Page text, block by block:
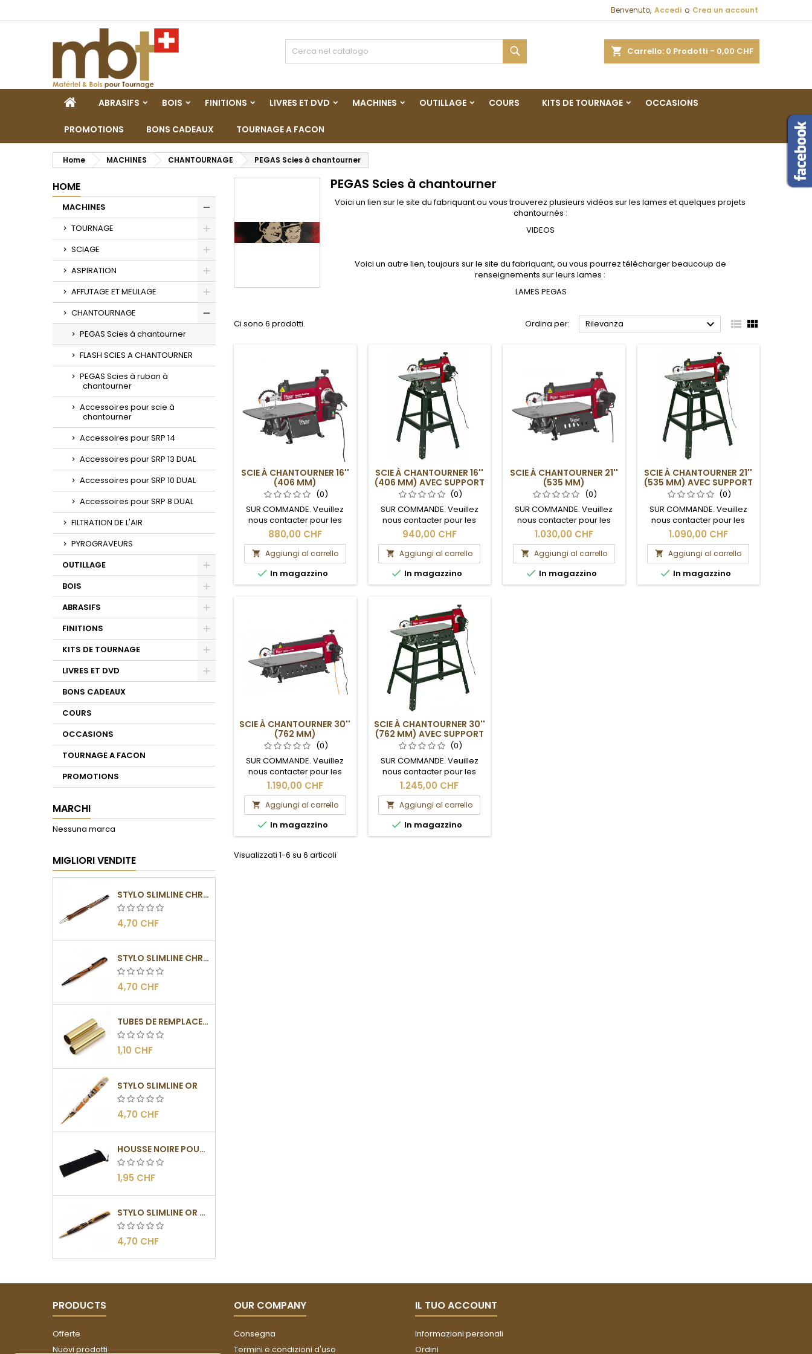
Benvenuto, Accedi o Crea un account
Carrello 0 Prodotti - 0,00 CHF
HOMEABRASIFS BOIS FINITIONS LIVRES ET DVD MACHINES OUTILLAGE COURS KITS DE TOURNAGE OCCASIONS
PROMOTIONS BONS CADEAUX TOURNAGE A FACON
Home MACHINES CHANTOURNAGE PEGAS Scies à chantourner
HOME
MACHINES
Toggle
TOURNAGE
Toggle
SCIAGE
ASPIRATION
Toggle
AFFUTAGE ET MEULAGE
CHANTOURNAGE
Toggle
PEGAS Scies à chantourner
FLASH SCIES A CHANTOURNER
PEGAS Scies à ruban à
chantourner
Accessoires pour scie à
chantourner
Accessoires pour SRP 14
Accessoires pour SRP 13 DUAL
Accessoires pour SRP 10 DUAL
Accessoires pour SRP 8 DUAL
FILTRATION DE L'AIR
PYROGRAVEURS
OUTILLAGE
Toggle
BOIS
ABRASIFS
FINITIONS
KITS DE TOURNAGE
Toggle
LIVRES ET DVD
BONS CADEAUX
COURS
OCCASIONS
TOURNAGE A FACON
PROMOTIONS
MARCHI
Nessuna marca
MIGLIORI VENDITE
STYLO SLIMLINE CHROMÉ
4,70 CHF
STYLO SLIMLINE CHROMÉ NOIR
4,70 CHF
TUBES DE REMPLACEMENT POUR MÉCANISMES SLIMLINE
1,10 CHF
STYLO SLIMLINE OR
4,70 CHF
HOUSSE NOIRE POUR STYLOS
1,95 CHF
STYLO SLIMLINE OR - BARRETTE PLATE
4,70 CHF
PEGAS Scies à chantourner
Voici un lien sur le site du fabriquant ou vous trouverez plusieurs vidéos sur les lames et quelques projets
chantournés :
VIDEOS
Voici un autre lien, toujours sur le site du fabriquant, ou vous pourrez télécharger beaucoup de
renseignements sur leurs lames :
LAMES PEGAS
Ci sono 6 prodotti. Ordina per: Rilevanza   
SCIE À CHANTOURNER 16''
(406 MM)
(0)
SUR COMMANDE. Veuillez
nous contacter pour les
délais de livraison et les
frais de port.
880,00 CHF
 Aggiungi al carrello
 In magazzino
SCIE À CHANTOURNER 16''
(406 MM) AVEC SUPPORT
(0)
SUR COMMANDE. Veuillez
nous contacter pour les
délais de livraison et les
frais de port.
940,00 CHF
 Aggiungi al carrello
 In magazzino
SCIE À CHANTOURNER 21''
(535 MM)
(0)
SUR COMMANDE. Veuillez
nous contacter pour les
délais de livraison et les
frais de port.
1.030,00 CHF
 Aggiungi al carrello
 In magazzino
SCIE À CHANTOURNER 21''
(535 MM) AVEC SUPPORT
(0)
SUR COMMANDE. Veuillez
nous contacter pour les
délais de livraison et les
frais de port.
1.090,00 CHF
 Aggiungi al carrello
 In magazzino
SCIE À CHANTOURNER 30''
(762 MM)
(0)
SUR COMMANDE. Veuillez
nous contacter pour les
délais de livraison et les
frais de port.
1.190,00 CHF
 Aggiungi al carrello
 In magazzino
SCIE À CHANTOURNER 30''
(762 MM) AVEC SUPPORT
(0)
SUR COMMANDE. Veuillez
nous contacter pour les
délais de livraison et les
frais de port.
1.245,00 CHF
 Aggiungi al carrello
 In magazzino
Visualizzati 1-6 su 6 articoli
PRODUCTS
Offerte
Nuovi prodotti
OUR COMPANY
Consegna
Termini e condizioni d'uso
IL TUO ACCOUNT
Informazioni personali
Ordini
My wishlists
Create new list
((modalTitle))
((confirmMessage))
((cancelText)) ((modalDeleteText))
Crea lista dei desideri
Accedi
Devi avere effettuato l'accesso per salvare dei prodotti nella tua lista